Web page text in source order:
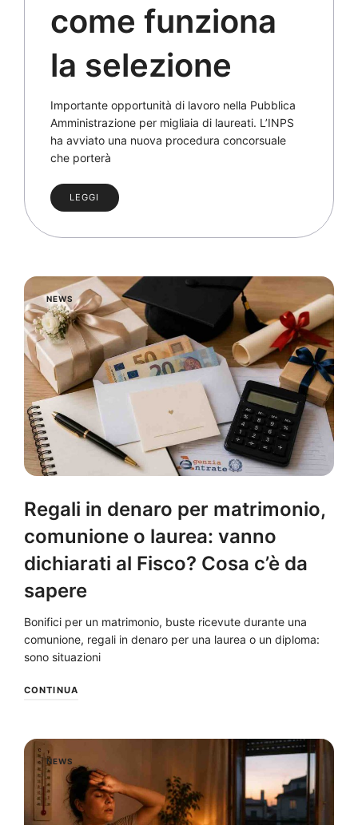
come funziona
la selezione
Importante opportunità di lavoro nella Pubblica
Amministrazione per migliaia di laureati. L’INPS
ha avviato una nuova procedura concorsuale
che porterà
LEGGI
NEWS
Regali in denaro per matrimonio,
comunione o laurea: vanno
dichiarati al Fisco? Cosa c’è da
sapere
Bonifici per un matrimonio, buste ricevute durante una
comunione, regali in denaro per una laurea o un diploma:
sono situazioni
CONTINUA
NEWS